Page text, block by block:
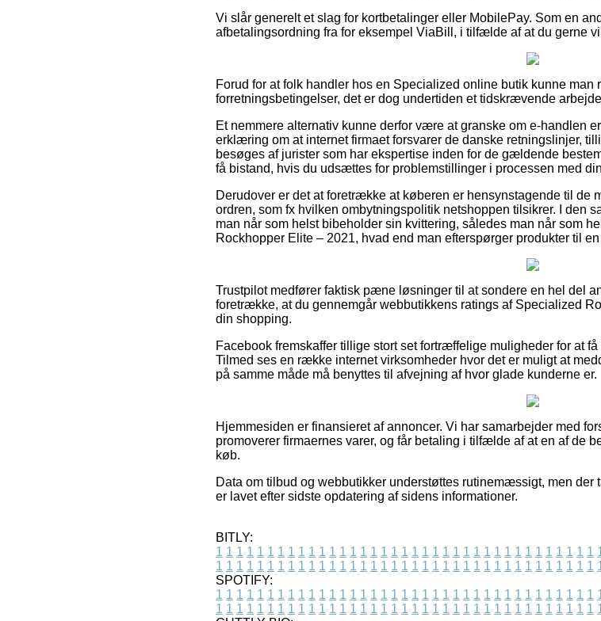
Vi slår generelt et slag for kortbetalinger eller MobilePay. Som en
afbetalingsordning fra for eksempel ViaBill, i tilfælde af at du gerne
Forud for at folk handler hos en Specialized online butik kunne
forretningsbetingelser, det er dog undertiden et tidskrævende
Et nemmere alternativ kunne derfor være at granske om e-handlen
erklæring om at internet firmaet forsvarer de danske retningslinjer,
besøges af jurister som har ekspertise inden for de gældende
få bistand, hvis du udsættes for problemstillinger i processen med
Derudover er det at foretrække at køberen er hensynstagende til de
ordren, som fx hvilken ombytningspolitik netshoppen tilsikrer. I den
man når som helst bibeholder sin kvittering, således man når som
Rockhopper Elite – 2021, hvad end man efterspørger produkter til
Trustpilot medfører faktisk pæne løsninger til at sondere en hel del
foretrække, at du gennemgår webbutikkens ratings af Specialized
din shopping.
Facebook fremskaffer tillige stort set fortræffelige muligheder for at
Tilmed ses en række internet virksomheder hvor det er muligt at
på samme måde må benyttes til afvejning af hvor glade kunderne er.
Hjemmesiden er finansieret af annoncer. Vi har samarbejder med
promoverer firmaernes varer, og får betaling i tilfælde af at en af de
køb.
Data om tilbud og webbutikker understøttes rutinemæssigt, men
er lavet efter sidste opdatering af sidens informationer.
BITLY:
1 1 1 1 1 1 1 1 1 1 1 1 1 1 1 1 1 1 1 1 1 1 1 1 1 1 1 1 1 1 1 1 1 1 1 1 1
1 1 1 1 1 1 1 1 1 1 1 1 1 1 1 1 1 1 1 1 1 1 1 1 1 1 1 1 1 1 1 1 1 1 1 1 1
SPOTIFY:
1 1 1 1 1 1 1 1 1 1 1 1 1 1 1 1 1 1 1 1 1 1 1 1 1 1 1 1 1 1 1 1 1 1 1 1 1
1 1 1 1 1 1 1 1 1 1 1 1 1 1 1 1 1 1 1 1 1 1 1 1 1 1 1 1 1 1 1 1 1 1 1 1 1